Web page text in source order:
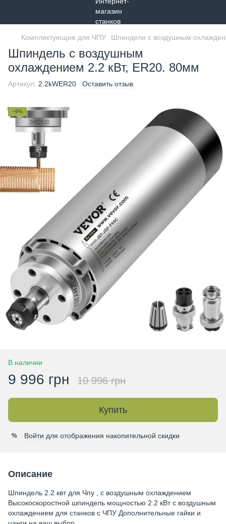
Комплектующие для ЧПУ Шпиндели с воздушным
Шпиндель с воздушным
охлаждением 2.2 кВт, ER20. 80мм
Артикул: 2.2kWER20 Оставить отзыв
−9%
В наличии
9 996 грн 10 996 грн
Купить
% Войти для отображения накопительной скидки
Описание
Шпиндель 2.2 квт для Чпу , с воздушным охлаждением
Высокоскоростной шпиндель мощностью 2.2 кВт с воздушным
охлаждением для станков с ЧПУ Дополнительные гайки и